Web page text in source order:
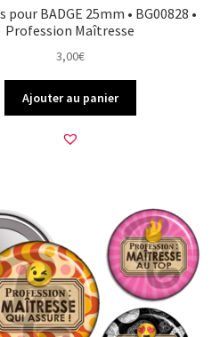
pour BADGE 25mm • BG00828 •
Profession Maîtresse
3,00€
Ajouter au panier